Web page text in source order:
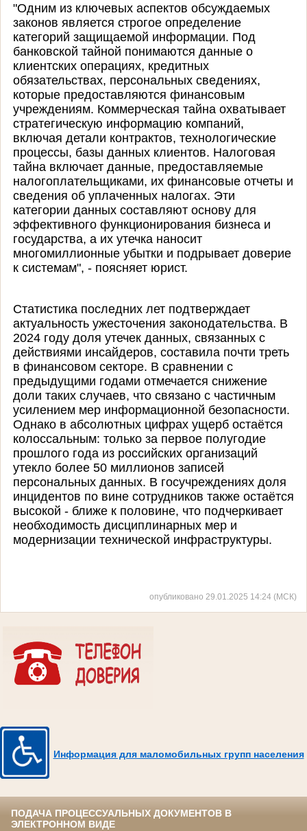
"Одним из ключевых аспектов обсуждаемых
законов является строгое определение
категорий защищаемой информации. Под
банковской тайной понимаются данные о
клиентских операциях, кредитных
обязательствах, персональных сведениях,
которые предоставляются финансовым
учреждениям. Коммерческая тайна охватывает
стратегическую информацию компаний,
включая детали контрактов, технологические
процессы, базы данных клиентов. Налоговая
тайна включает данные, предоставляемые
налогоплательщиками, их финансовые отчеты и
сведения об уплаченных налогах. Эти
категории данных составляют основу для
эффективного функционирования бизнеса и
государства, а их утечка наносит
многомиллионные убытки и подрывает доверие
к системам", - поясняет юрист.
Статистика последних лет подтверждает
актуальность ужесточения законодательства. В
2024 году доля утечек данных, связанных с
действиями инсайдеров, составила почти треть
в финансовом секторе. В сравнении с
предыдущими годами отмечается снижение
доли таких случаев, что связано с частичным
усилением мер информационной безопасности.
Однако в абсолютных цифрах ущерб остаётся
колоссальным: только за первое полугодие
прошлого года из российских организаций
утекло более 50 миллионов записей
персональных данных. В госучреждениях доля
инцидентов по вине сотрудников также остаётся
высокой - ближе к половине, что подчеркивает
необходимость дисциплинарных мер и
модернизации технической инфраструктуры.
опубликовано 29.01.2025 14:24 (МСК)
Информация для маломобильных групп населения
ПОДАЧА ПРОЦЕССУАЛЬНЫХ ДОКУМЕНТОВ В
ЭЛЕКТРОННОМ ВИДЕ